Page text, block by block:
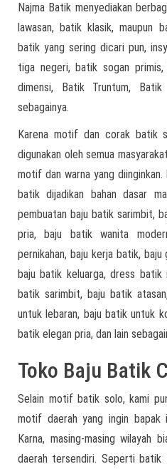
Najma Batik menyediakan
lawasan, batik klasik, maupun
batik yang sering dicari pun,
tiga negeri, batik sogan
dimensi, Batik Truntum,
sebagainya.
Karena motif dan corak batik
digunakan oleh semua
motif dan warna yang diinginkan.
batik dijadikan bahan dasar
pembuatan baju batik sarimbit,
pria, baju batik wanita
pernikahan, baju kerja batik,
baju batik keluarga, dress batik
batik sarimbit, baju batik
untuk lebaran, baju batik untuk
batik elegan pria, dan lain
Toko Baju Batik
Selain motif batik solo, kami
motif daerah yang ingin bapak
Karna, masing-masing wilayah
daerah tersendiri. Seperti batik